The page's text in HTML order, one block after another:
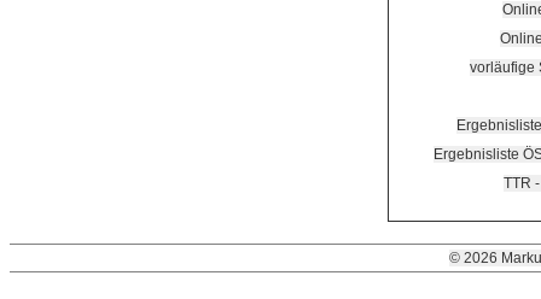
vorläufige
Ergebnisliste
TTR
© 2026